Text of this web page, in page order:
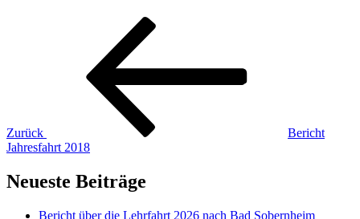
Beitragsnavigation
Zurück
Bericht
Jahresfahrt 2018
Neueste Beiträge
Bericht über die Lehrfahrt 2026 nach Bad Sobernheim